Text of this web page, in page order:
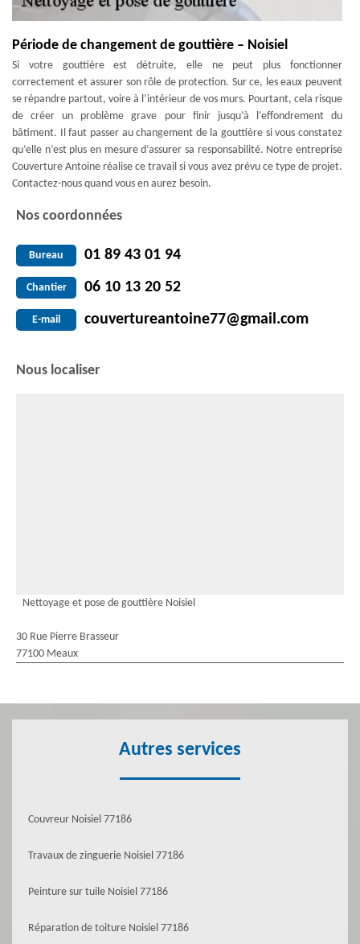
Période de changement de gouttière – Noisiel
Si votre gouttière est détruite, elle ne peut plus fonctionner
correctement et assurer son rôle de protection. Sur ce, les eaux peuvent
se répandre partout, voire à l’intérieur de vos murs. Pourtant, cela risque
de créer un problème grave pour finir jusqu’à l’effondrement du
bâtiment. Il faut passer au changement de la gouttière si vous constatez
qu’elle n’est plus en mesure d’assurer sa responsabilité. Notre entreprise
Couverture Antoine réalise ce travail si vous avez prévu ce type de projet.
Contactez-nous quand vous en aurez besoin.
Nos coordonnées
Bureau 01 89 43 01 94
Chantier 06 10 13 20 52
E-mail couvertureantoine77@gmail.com
Nous localiser
Nettoyage et pose de gouttière Noisiel
30 Rue Pierre Brasseur
77100 Meaux
Autres services
Couvreur Noisiel 77186
Travaux de zinguerie Noisiel 77186
Peinture sur tuile Noisiel 77186
Réparation de toiture Noisiel 77186